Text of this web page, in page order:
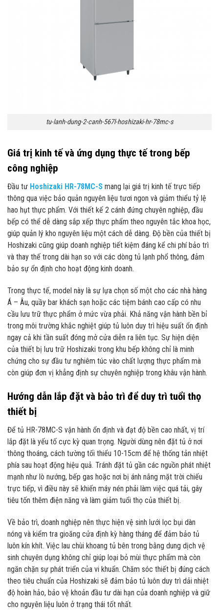
tu-lanh-dung-2-canh-567l-hoshizaki-hr-78mc-s
Giá trị kinh tế và ứng dụng thực tế trong bếp
công nghiệp
Đầu tư Hoshizaki HR-78MC-S mang lại giá trị kinh tế trực tiếp
thông qua việc bảo quản nguyên liệu tươi ngon và giảm thiểu tỷ lệ
hao hụt thực phẩm. Với thiết kế 2 cánh đứng chuyên nghiệp, đầu
bếp có thể dễ dàng sắp xếp thực phẩm theo nguyên tắc khoa học,
giúp quản lý kho nguyên liệu một cách dễ dàng. Độ bền của thiết bị
Hoshizaki cũng giúp doanh nghiệp tiết kiệm đáng kể chi phí bảo trì
và thay thế trong dài hạn so với các dòng tủ lạnh phổ thông, đảm
bảo sự ổn định cho hoạt động kinh doanh.
Trong thực tế, model này là sự lựa chọn số một cho các nhà hàng
Á – Âu, quầy bar khách sạn hoặc các tiệm bánh cao cấp có nhu
cầu lưu trữ thực phẩm ở mức vừa phải. Khả năng vận hành bền bỉ
trong môi trường khắc nghiệt giúp tủ luôn duy trì hiệu suất ổn định
ngay cả khi tần suất đóng mở cửa diễn ra liên tục. Sự hiện diện
của thiết bị lưu trữ Hoshizaki trong khu bếp không chỉ là minh
chứng cho sự đầu tư nghiêm túc vào chất lượng thực phẩm mà
còn giúp đơn vị khẳng định sự chuyên nghiệp trong khâu vận hành.
Hướng dẫn lắp đặt và bảo trì để duy trì tuổi thọ
thiết bị
Để tủ HR-78MC-S vận hành ổn định và đạt độ bền cao nhất, vị trí
lắp đặt là yếu tố cực kỳ quan trọng. Người dùng nên đặt tủ ở nơi
thông thoáng, cách tường tối thiểu 10-15cm để hệ thống tản nhiệt
phía sau hoạt động hiệu quả. Tránh đặt tủ gần các nguồn phát nhiệt
mạnh như lò nướng, bếp gas hoặc nơi bị ánh nắng mặt trời chiếu
trực tiếp, vì điều này sẽ khiến máy nén phải làm việc quá tải, gây
tiêu tốn thêm điện năng và làm giảm tuổi thọ của thiết bị.
Về bảo trì, doanh nghiệp nên thực hiện vệ sinh lưới lọc bụi dàn
nóng và kiểm tra gioăng cửa định kỳ hàng tháng để đảm bảo tủ
luôn kín khít. Việc lau chùi khoang tủ bên trong bằng dung dịch vệ
sinh chuyên dụng không chỉ giúp loại bỏ mùi thực phẩm mà còn
ngăn chặn sự phát triển của vi khuẩn. Chăm sóc thiết bị đúng cách
theo tiêu chuẩn của Hoshizaki sẽ đảm bảo tủ luôn duy trì dải nhiệt
độ hoàn hảo, bảo vệ khoản đầu tư dài hạn của doanh nghiệp và giữ
cho nguyên liệu luôn ở trạng thái tốt nhất.